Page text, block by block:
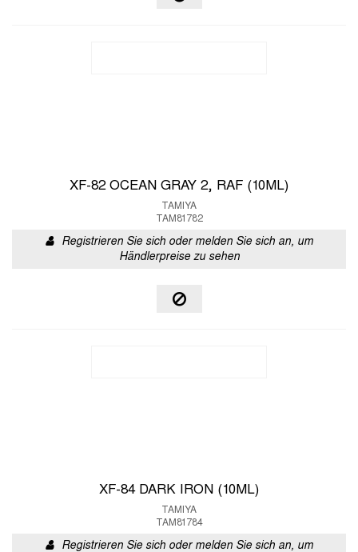
XF-82 OCEAN GRAY 2, RAF (10ML)
TAMIYA
TAM81782
Registrieren Sie sich oder melden Sie sich an, um
Händlerpreise zu sehen
XF-84 DARK IRON (10ML)
TAMIYA
TAM81784
Registrieren Sie sich oder melden Sie sich an, um